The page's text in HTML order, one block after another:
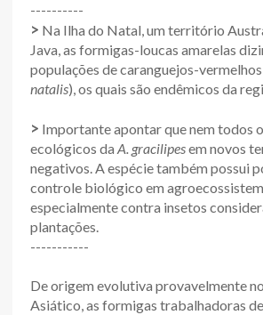
----------
> Na Ilha do Natal, um território
Java, as formigas-loucas amarelas
populações de caranguejos-vermelhos
natalis), os quais são endêmicos da
> Importante apontar que nem todos
ecológicos da A. gracilipesem novos
negativos. A espécie também possui
controle biológico em
especialmente contra insetos
plantações.
-----------
De origem evolutiva provavelmente
Asiático, as formigas trabalhadoras